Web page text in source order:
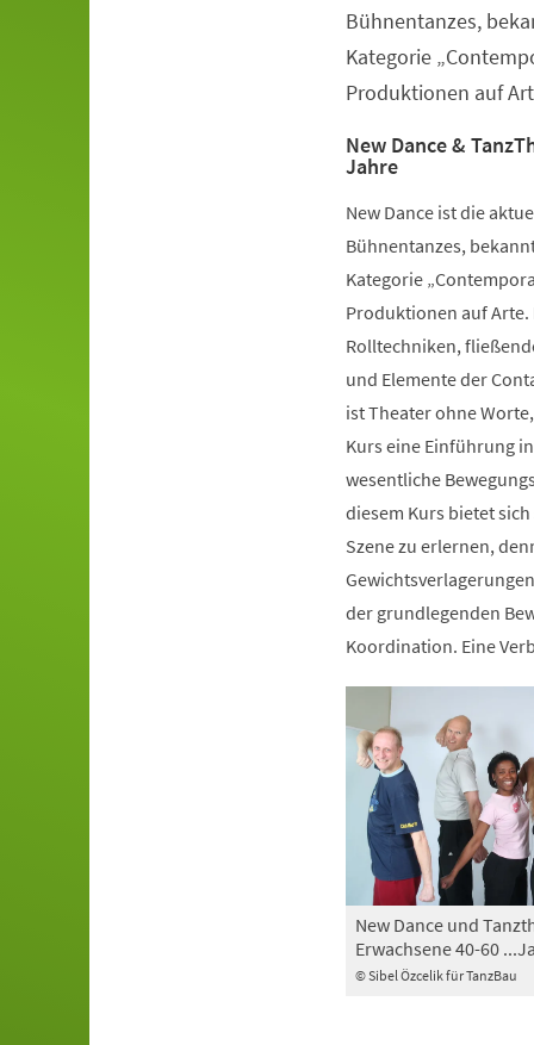
Bühnentanzes,
Kategorie
Produktionen auf
New Dance &
Jahre
New Dance ist die
Bühnentanzes,
Kategorie
Produktionen auf Arte.
Rolltechniken,
und Elemente der
ist Theater ohne
Kurs eine Einführung
wesentliche
diesem Kurs bietet
Szene zu erlernen,
der grundlegenden
Koordination. Eine
© Sibel Özcelik für TanzBau
New Dance und
Erwachsene 40-60